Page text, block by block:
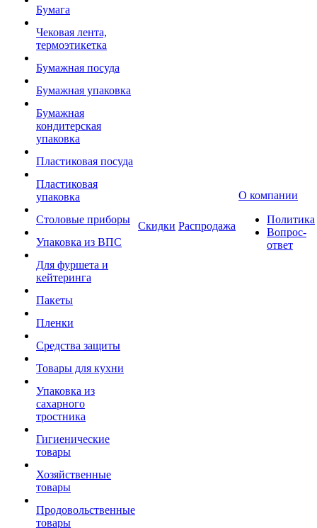
Бумага
Чековая лента,
термоэтикетка
Бумажная посуда
Бумажная упаковка
Бумажная
кондитерская
упаковка
Пластиковая посуда
Пластиковая
упаковка
Столовые приборы
Упаковка из ВПС
Для фуршета и
кейтеринга
Пакеты
Пленки
Средства защиты
Товары для кухни
Упаковка из
сахарного
тростника
Гигиенические
товары
Хозяйственные
товары
Продовольственные
товары
Скидки Распродажа
О компании
Политика
Вопрос-
ответ